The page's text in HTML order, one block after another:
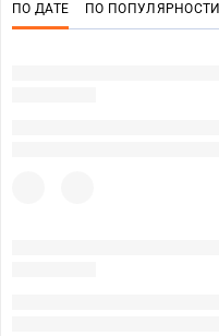
ПО ДАТЕ ПО ПОПУЛЯРНОСТИ